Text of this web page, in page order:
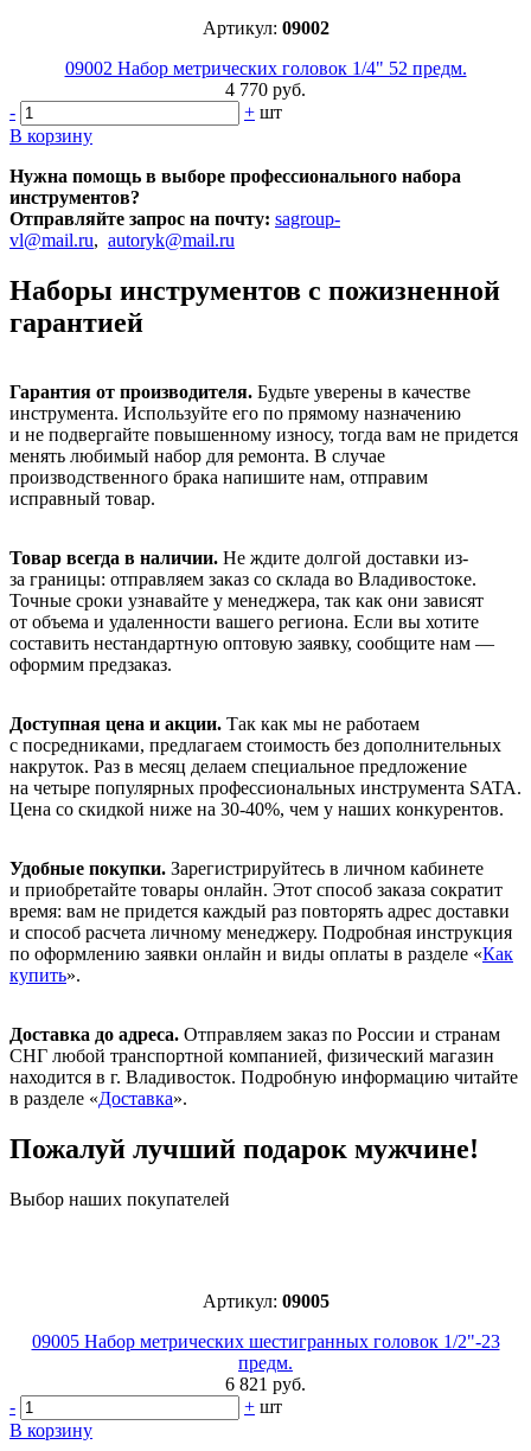
Артикул: 09002
09002 Набор метрических головок 1/4" 52 предм.
4 770 руб.
-
+ шт
В корзину
Нужна помощь в выборе профессионального набора
инструментов?
Отправляйте запрос на почту: sagroup-
vl@mail.ru, autoryk@mail.ru
Наборы инструментов с пожизненной
гарантией
Гарантия от производителя. Будьте уверены в качестве
инструмента. Используйте его по прямому назначению
и не подвергайте повышенному износу, тогда вам не придется
менять любимый набор для ремонта. В случае
производственного брака напишите нам, отправим
исправный товар.
Товар всегда в наличии. Не ждите долгой доставки из-
за границы: отправляем заказ со склада во Владивостоке.
Точные сроки узнавайте у менеджера, так как они зависят
от объема и удаленности вашего региона. Если вы хотите
составить нестандартную оптовую заявку, сообщите нам —
оформим предзаказ.
Доступная цена и акции. Так как мы не работаем
с посредниками, предлагаем стоимость без дополнительных
накруток. Раз в месяц делаем специальное предложение
на четыре популярных профессиональных инструмента SATA.
Цена со скидкой ниже на 30-40%, чем у наших конкурентов.
Удобные покупки. Зарегистрируйтесь в личном кабинете
и приобретайте товары онлайн. Этот способ заказа сократит
время: вам не придется каждый раз повторять адрес доставки
и способ расчета личному менеджеру. Подробная инструкция
по оформлению заявки онлайн и виды оплаты в разделе «Как
купить».
Доставка до адреса. Отправляем заказ по России и странам
СНГ любой транспортной компанией, физический магазин
находится в г. Владивосток. Подробную информацию читайте
в разделе «Доставка».
Пожалуй лучший подарок мужчине!
Выбор наших покупателей
Артикул: 09005
09005 Набор метрических шестигранных головок 1/2"-23
предм.
6 821 руб.
-
+ шт
В корзину